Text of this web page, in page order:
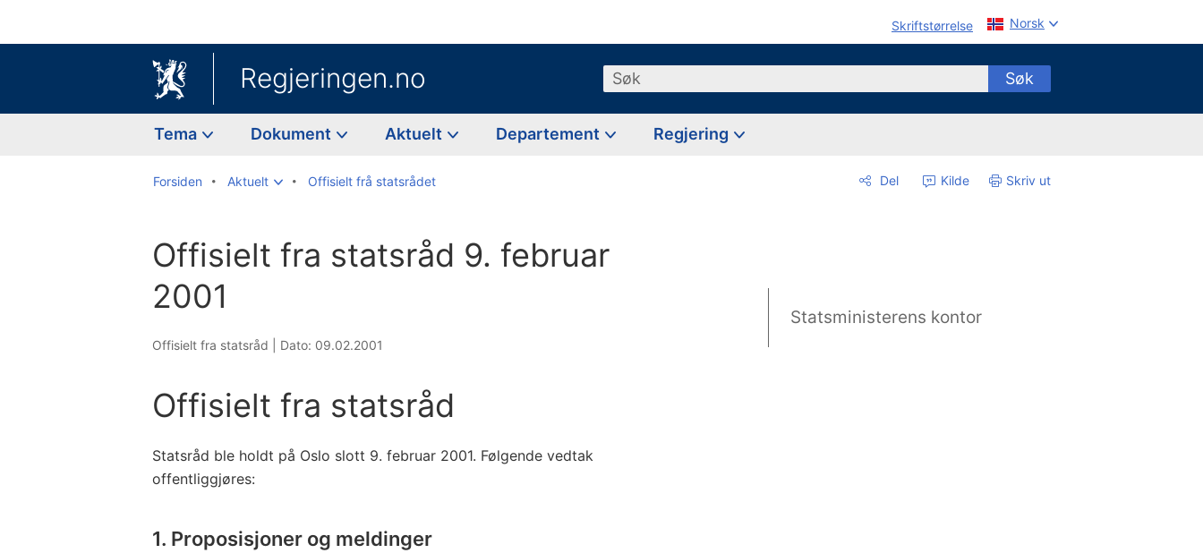
Skriftstørrelse Norsk
Regjeringen.no Søk Søk
Tema Dokument Aktuelt Departement Regjering
Forsiden Aktuelt Offisielt frå statsrådet Del Kilde Skriv ut
Offisielt fra statsråd 9. februar
2001
Offisielt fra statsråd | Dato: 09.02.2001
Offisielt fra statsråd
Statsråd ble holdt på Oslo slott 9. februar 2001. Følgende vedtak
offentliggjøres:
1. Proposisjoner og meldinger
Statsministerens kontor